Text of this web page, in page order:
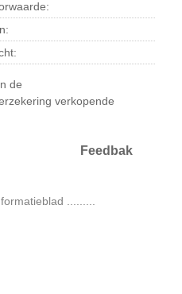
de
verkopende
Feedbak
.........